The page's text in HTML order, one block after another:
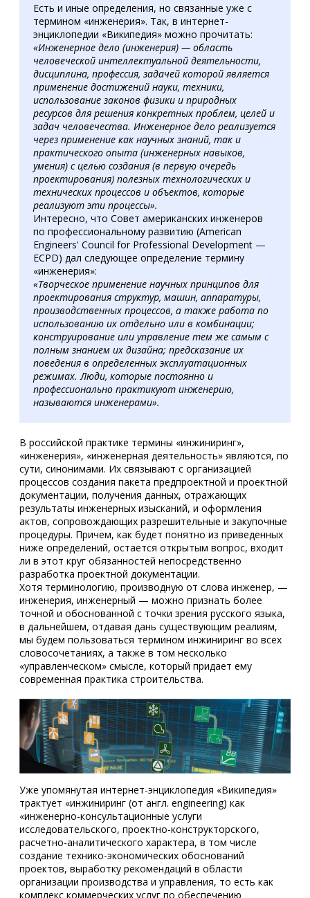
Есть и иные определения, но связанные уже с
термином «инженерия». Так, в интернет-
энциклопедии «Википедия» можно прочитать:
«Инженерное дело (инженерия) — область
человеческой интеллектуальной деятельности,
дисциплина, профессия, задачей которой является
применение достижений науки, техники,
использование законов физики и природных
ресурсов для решения конкретных проблем, целей и
задач человечества. Инженерное дело реализуется
через применение как научных знаний, так и
практического опыта (инженерных навыков,
умения) с целью создания (в первую очередь
проектирования) полезных технологических и
технических процессов и объектов, которые
реализуют эти процессы».
Интересно, что Совет американских инженеров
по профессиональному развитию (American
Engineers' Council for Professional Development —
ECPD) дал следующее определение термину
«инженерия»:
«Творческое применение научных принципов для
проектирования структур, машин, аппаратуры,
производственных процессов, а также работа по
использованию их отдельно или в комбинации;
конструирование или управление тем же самым с
полным знанием их дизайна; предсказание их
поведения в определенных эксплуатационных
режимах. Люди, которые постоянно и
профессионально практикуют инженерию,
называются инженерами».
В российской практике термины «инжиниринг»,
«инженерия», «инженерная деятельность» являются, по
сути, синонимами. Их связывают с организацией
процессов создания пакета предпроектной и проектной
документации, получения данных, отражающих
результаты инженерных изысканий, и оформления
актов, сопровождающих разрешительные и закупочные
процедуры. Причем, как будет понятно из приведенных
ниже определений, остается открытым вопрос, входит
ли в этот круг обязанностей непосредственно
разработка проектной документации.
Хотя терминологию, производную от слова инженер, —
инженерия, инженерный — можно признать более
точной и обоснованной с точки зрения русского языка,
в дальнейшем, отдавая дань существующим реалиям,
мы будем пользоваться термином инжиниринг во всех
словосочетаниях, а также в том несколько
«управленческом» смысле, который придает ему
современная практика строительства.
Уже упомянутая интернет-энциклопедия «Википедия»
трактует «инжиниринг (от англ. engineering) как
«инженерно-консультационные услуги
исследовательского, проектно-конструкторского,
расчетно-аналитического характера, в том числе
создание технико-экономических обоснований
проектов, выработку рекомендаций в области
организации производства и управления, то есть как
комплекс коммерческих услуг по обеспечению